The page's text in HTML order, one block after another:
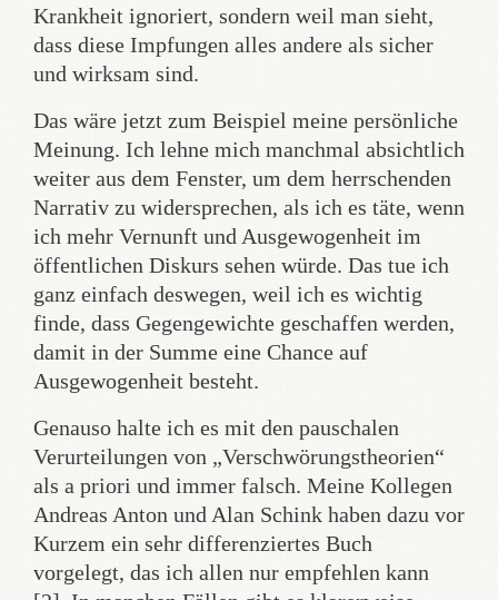
Krankheit ignoriert, sondern weil man sieht,
dass diese Impfungen alles andere als sicher
und wirksam sind.
Das wäre jetzt zum Beispiel meine persönliche
Meinung. Ich lehne mich manchmal absichtlich
weiter aus dem Fenster, um dem herrschenden
Narrativ zu widersprechen, als ich es täte, wenn
ich mehr Vernunft und Ausgewogenheit im
öffentlichen Diskurs sehen würde. Das tue ich
ganz einfach deswegen, weil ich es wichtig
finde, dass Gegengewichte geschaffen werden,
damit in der Summe eine Chance auf
Ausgewogenheit besteht.
Genauso halte ich es mit den pauschalen
Verurteilungen von „Verschwörungstheorien“
als a priori und immer falsch. Meine Kollegen
Andreas Anton und Alan Schink haben dazu vor
Kurzem ein sehr differenziertes Buch
vorgelegt, das ich allen nur empfehlen kann